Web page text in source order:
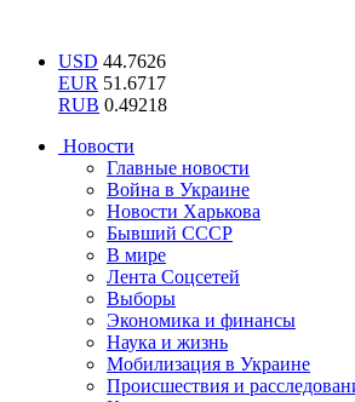
USD 44.7626
EUR 51.6717
RUB 0.49218
Новости
Главные новости
Война в Украине
Новости Харькова
Бывший СССР
В мире
Лента Соцсетей
Выборы
Экономика и финансы
Наука и жизнь
Мобилизация в Украине
Происшествия и